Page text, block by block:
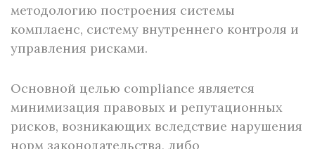
методологию построения системы
комплаенс, систему внутреннего контроля и
управления рисками.
Основной целью compliance является
минимизация правовых и репутационных
рисков, возникающих вследствие нарушения
норм законодательства, либо